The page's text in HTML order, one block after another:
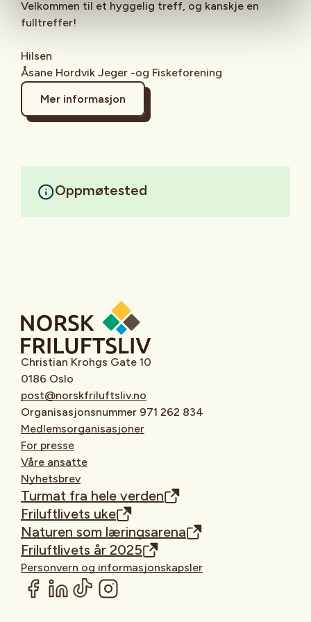
Velkommen til et hyggelig treff, og kanskje en
fulltreffer!
Hilsen
Åsane Hordvik Jeger -og Fiskeforening
Mer informasjon
Oppmøtested
Christian Krohgs Gate 10
0186 Oslo
post@norskfriluftsliv.no
Organisasjonsnummer 971 262 834
Medlemsorganisasjoner
For presse
Våre ansatte
Nyhetsbrev
Turmat fra hele verden
Friluftlivets uke
Naturen som læringsarena
Friluftlivets år 2025
Personvern og informasjonskapsler